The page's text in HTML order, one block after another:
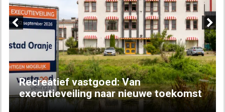
Recreatief vastgoed: Van
executieveiling naar nieuwe toekomst
Next